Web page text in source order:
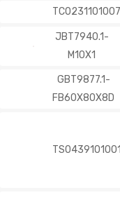
JBT7940.1-
M10X1
GBT9877.1-
FB60X80X8D